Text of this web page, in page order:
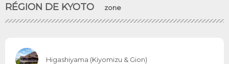
RÉGION DE KYOTO zone
Higashiyama (Kiyomizu & Gion)